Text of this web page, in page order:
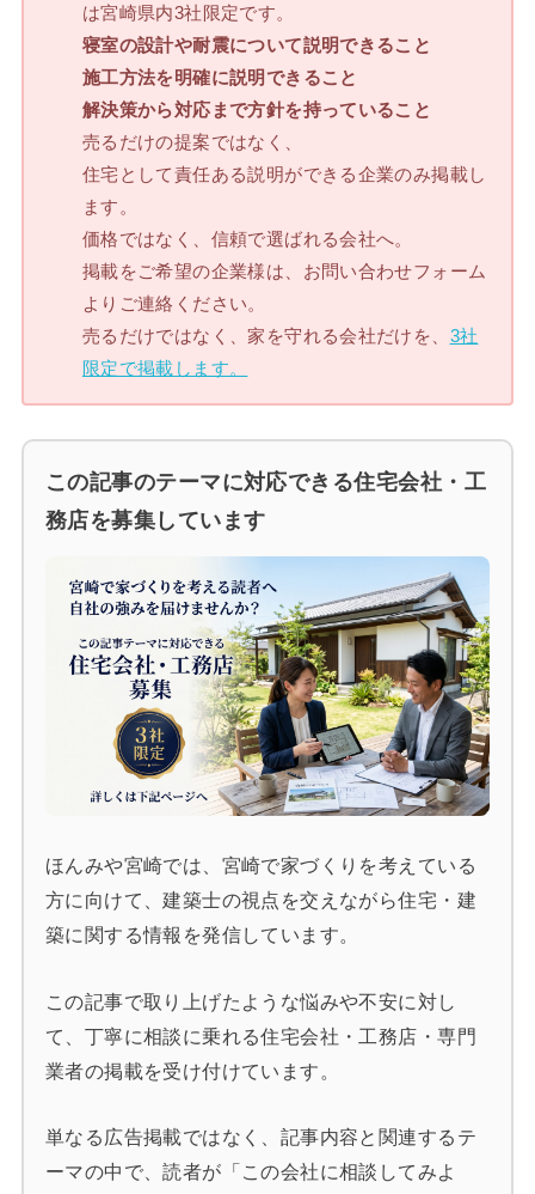
は宮崎県内3社限定です。
寝室の設計や耐震について説明できること
施工方法を明確に説明できること
解決策から対応まで方針を持っていること
売るだけの提案ではなく、
住宅として責任ある説明ができる企業のみ掲載し
ます。
価格ではなく、信頼で選ばれる会社へ。
掲載をご希望の企業様は、お問い合わせフォーム
よりご連絡ください。
売るだけではなく、家を守れる会社だけを、 3社
限定で掲載します。
この記事のテーマに対応できる住宅会社・工
務店を募集しています
ほんみや宮崎では、宮崎で家づくりを考えている
方に向けて、建築士の視点を交えながら住宅・建
築に関する情報を発信しています。
この記事で取り上げたような悩みや不安に対し
て、丁寧に相談に乗れる住宅会社・工務店・専門
業者の掲載を受け付けています。
単なる広告掲載ではなく、記事内容と関連するテ
ーマの中で、読者が「この会社に相談してみよ